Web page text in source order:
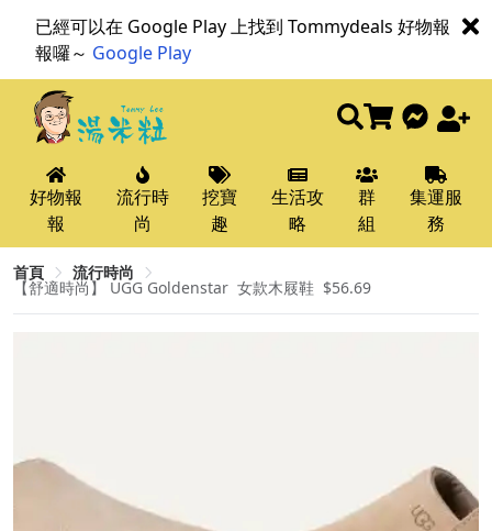
已經可以在 Google Play 上找到 Tommydeals 好物報
報囉～ Google Play
好物報
報
流行時
尚
挖寶
趣
生活攻
略
群
組
集運服
務
首頁 流行時尚
【舒適時尚】 UGG Goldenstar ​ 女款木屐鞋 ​ $56.69